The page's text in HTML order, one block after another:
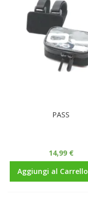
PASS
14,99 €
Aggiungi al Carrello